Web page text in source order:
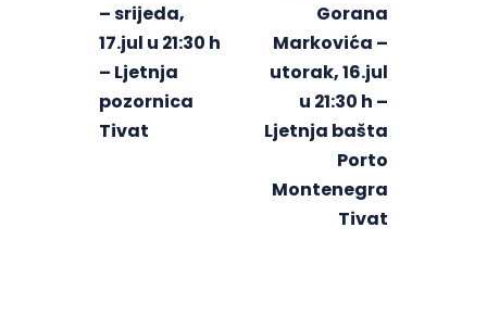
– srijeda,
17.jul u 21:30 h
– Ljetnja
pozornica
Tivat
Gorana
Markovića –
utorak, 16.jul
u 21:30 h –
Ljetnja bašta
Porto
Montenegra
Tivat